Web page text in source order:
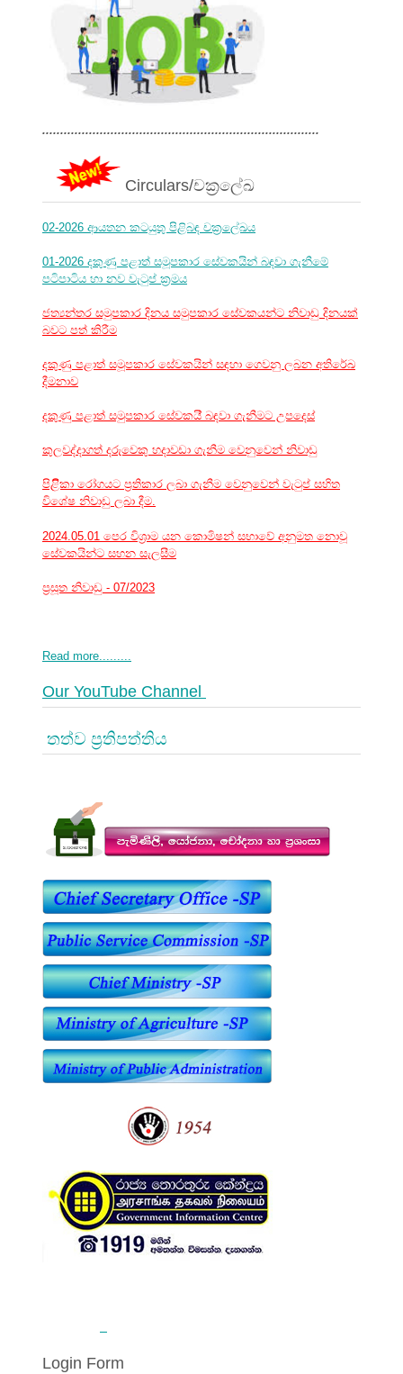
.............................................................................
Circulars/චක්‍රලේඛ
02-2026 ආයතන කටයුතු පිළිබඳ චක්‍රලේඛය
01-2026 දකුණු පළාත් සමූපකාර සේවකයින් බඳවා ගැනීමේ
පටිපාටිය හා නව වැටුප් ක්‍රමය
ජත්‍යන්තර සමුපකාර දිනය සමුපකාර සේවකයන්ට නිවාඩු දිනයක්
බවට පත් කිරීම
දකුණු පළාත් සමූපකාර සේවකයින් සඳහා ගෙවනු ලබන අතිරේඛ
දීමනාව
දකුණු පළාත් සමුපකාර සේවකයි් බඳවා ගැනීමට උපදෙස්
කුලවද්දාගත් දරුවෙකු හදාවඩා ගැනීම වෙනුවෙන් නිවාඩු
පිළිිකා රෝගයට ප්‍රතිකාර ලබා ගැනීම වෙනුවෙන් වැටුප් සහිත
විශේෂ නිවාඩු ලබා දීම.
2024.05.01 පෙර විශ්‍රාම යන කොමිෂන් සභාවේ අනුමත නොවූ
සේවකයින්ට සහන සැලසීම
ප්‍රසූත නිවාඩු - 07/2023
Read more.........
Our YouTube Channel
තත්ව ප්‍රතිපත්තිය
Login Form